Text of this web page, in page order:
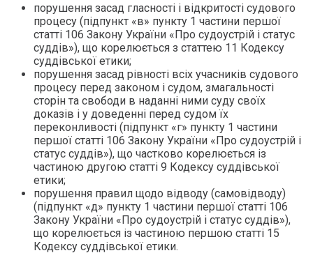
порушення засад гласності і відкритості судового
процесу (підпункт «в» пункту 1 частини першої
статті 106 Закону України «Про судоустрій і статус
суддів»), що корелюється з статтею 11 Кодексу
суддівської етики;
порушення засад рівності всіх учасників судового
процесу перед законом і судом, змагальності
сторін та свободи в наданні ними суду своїх
доказів і у доведенні перед судом їх
переконливості (підпункт «г» пункту 1 частини
першої статті 106 Закону України «Про судоустрій і
статус суддів»), що частково корелюється із
частиною другою статті 9 Кодексу суддівської
етики;
порушення правил щодо відводу (самовідводу)
(підпункт «д» пункту 1 частини першої статті 106
Закону України «Про судоустрій і статус суддів»),
що корелюється із частиною першою статті 15
Кодексу суддівської етики.